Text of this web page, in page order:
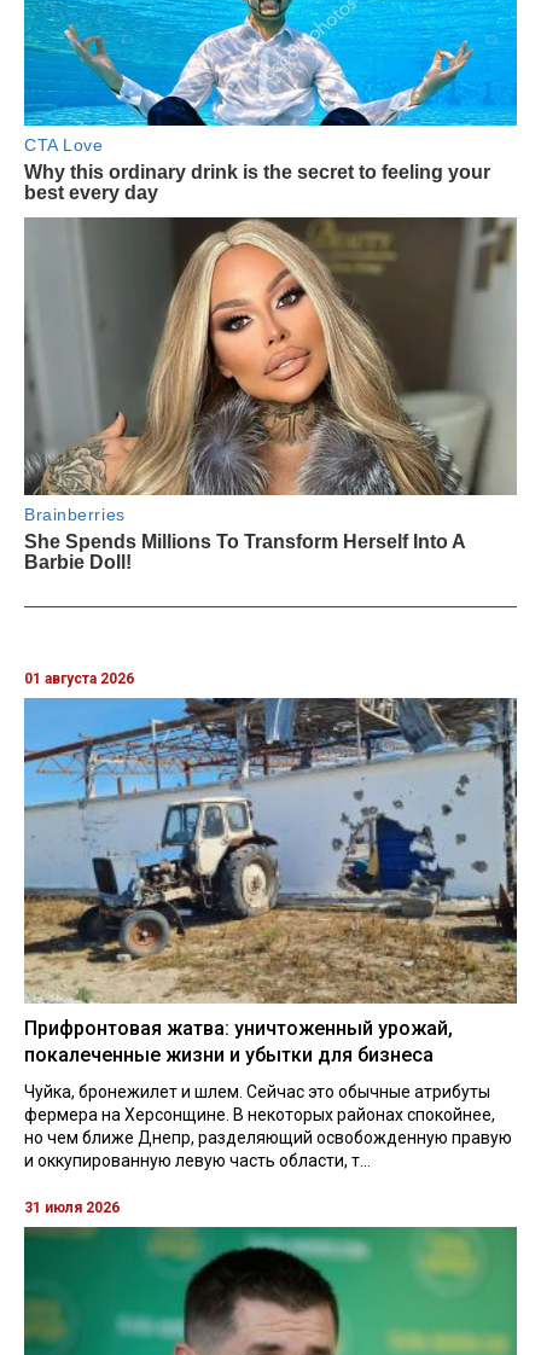
01 августа 2026
Прифронтовая жатва: уничтоженный урожай,
покалеченные жизни и убытки для бизнеса
Чуйка, бронежилет и шлем. Сейчас это обычные атрибуты
фермера на Херсонщине. В некоторых районах спокойнее,
но чем ближе Днепр, разделяющий освобожденную правую
и оккупированную левую часть области, т...
31 июля 2026